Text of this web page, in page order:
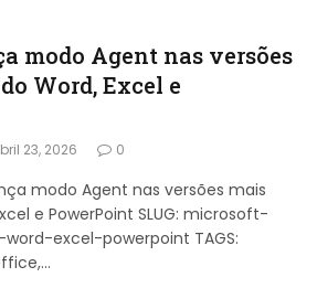
modo Agent nas versões
Word, Excel e
23, 2026 0
modo Agent nas versões mais
e PowerPoint SLUG: microsoft-
excel-powerpoint TAGS: